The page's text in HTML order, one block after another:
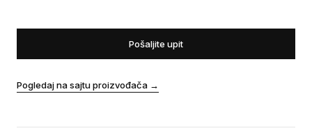
Pošaljite upit
Pogledaj na sajtu proizvođača →